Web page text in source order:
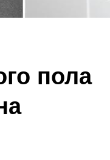
пола